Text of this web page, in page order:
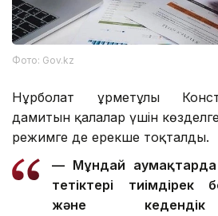
Фото: Gov.kz
Нұрболат Құрметұлы
дамитын қалалар үшін
режимге де ерекше тоқталды.
— Мұндай аумақтарда
тетіктері тиімдірек
және кедендік